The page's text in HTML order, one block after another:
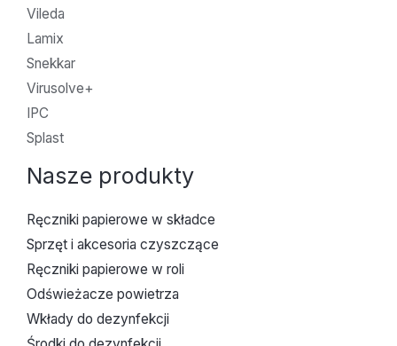
Vileda
Lamix
Snekkar
Virusolve+
IPC
Splast
Nasze produkty
Ręczniki papierowe w składce
Sprzęt i akcesoria czyszczące
Ręczniki papierowe w roli
Odświeżacze powietrza
Wkłady do dezynfekcji